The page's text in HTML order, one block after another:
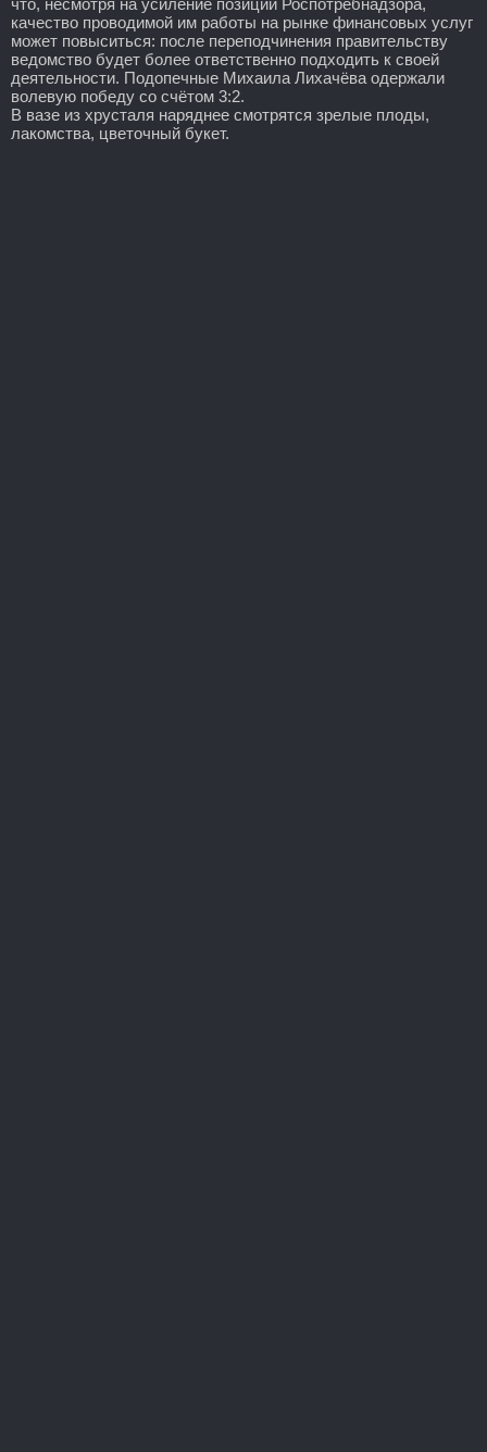
качество проводимой им работы на рынке финансовых услуг
может повыситься: после переподчинения правительству
ведомство будет более ответственно подходить к своей
деятельности. Подопечные Михаила Лихачёва одержали
волевую победу со счётом 3:2.
В вазе из хрусталя наряднее смотрятся зрелые плоды,
лакомства, цветочный букет.